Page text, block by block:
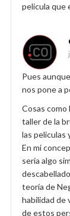
pelicula que
Pues
nos pone a
Cosas como
taller de la
las peliculas
En mi
seria algo
teoría de
habilidad de
de estos